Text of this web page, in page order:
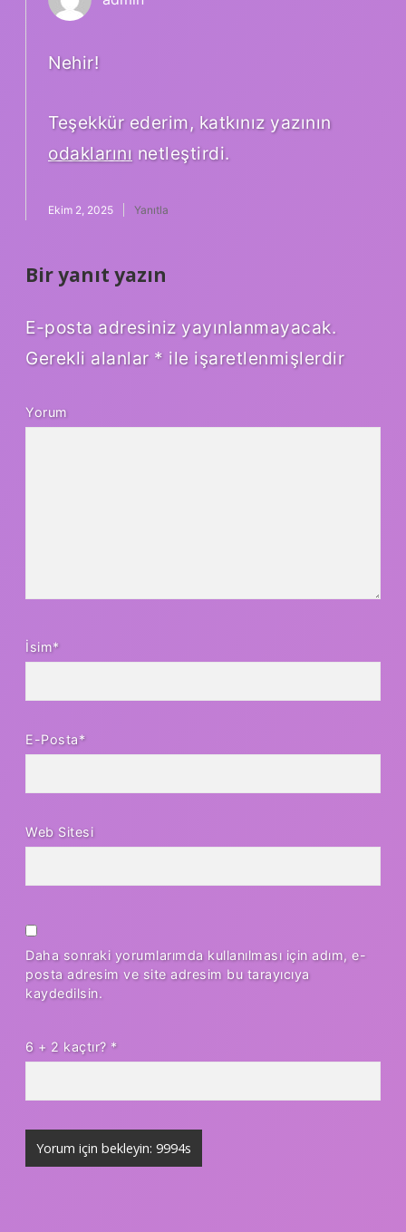
Nehir!
Teşekkür ederim, katkınız yazının
odaklarını netleştirdi.
Ekim 2, 2025 Yanıtla
Bir yanıt yazın
E-posta adresiniz yayınlanmayacak.
Gerekli alanlar * ile işaretlenmişlerdir
Yorum
İsim*
E-Posta*
Web Sitesi
Daha sonraki yorumlarımda kullanılması için adım, e-
posta adresim ve site adresim bu tarayıcıya
kaydedilsin.
6 + 2 kaçtır? *